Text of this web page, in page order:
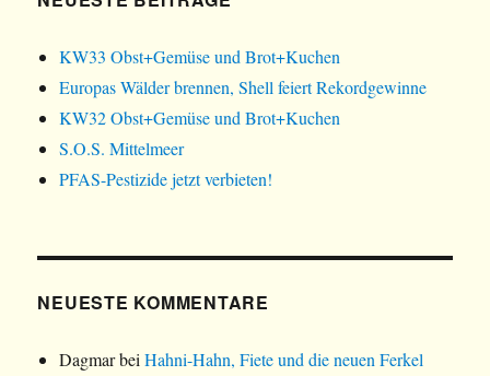
KW33 Obst+Gemüse und Brot+Kuchen
Europas Wälder brennen, Shell feiert Rekordgewinne
KW32 Obst+Gemüse und Brot+Kuchen
S.O.S. Mittelmeer
PFAS-Pestizide jetzt verbieten!
NEUESTE KOMMENTARE
DagmarbeiHahni-Hahn, Fiete und die neuen Ferkel